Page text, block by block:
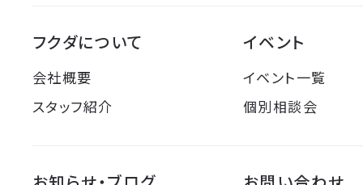
フクダについて
会社概要
スタッフ紹介
イベント
イベント一覧
個別相談会